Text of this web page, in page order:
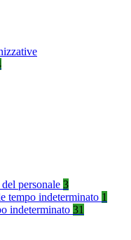
personale 3
tempo indeterminato 1
indeterminato 31